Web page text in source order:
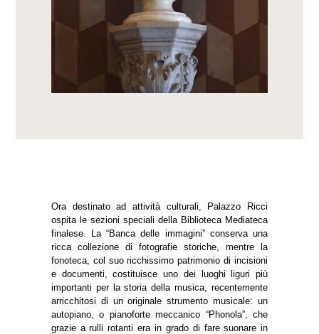
Ora destinato ad attività culturali, Palazzo Ricci
ospita le sezioni speciali della Biblioteca Mediateca
finalese. La “Banca delle immagini” conserva una
ricca collezione di fotografie storiche, mentre la
fonoteca, col suo ricchissimo patrimonio di incisioni
e documenti, costituisce uno dei luoghi liguri più
importanti per la storia della musica, recentemente
arricchitosi di un originale strumento musicale: un
autopiano, o pianoforte meccanico “Phonola”, che
grazie a rulli rotanti era in grado di fare suonare in